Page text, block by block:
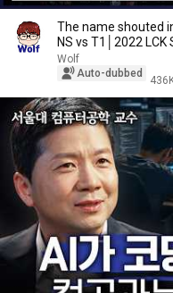
The name shouted
NS vs T1│2022
Highli...
Wolf
Auto-dubbed